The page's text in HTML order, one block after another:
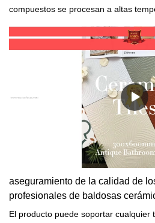
compuestos se procesan a altas
aseguramiento de la calidad de
profesionales de baldosas
mármol MoCo
El producto puede soportar cualquier